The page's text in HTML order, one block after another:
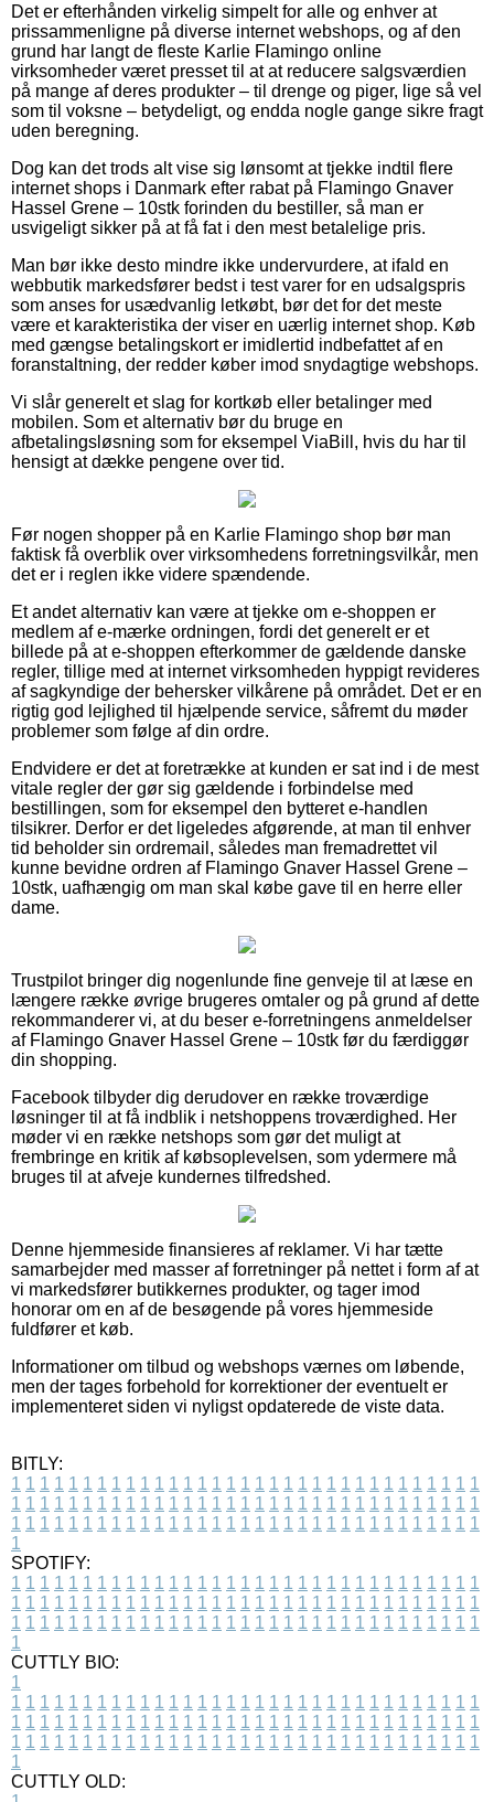
Det er efterhånden virkelig simpelt for alle og enhver at
prissammenligne på diverse internet webshops, og af den
grund har langt de fleste Karlie Flamingo online
virksomheder været presset til at at reducere salgsværdien
på mange af deres produkter – til drenge og piger, lige så vel
som til voksne – betydeligt, og endda nogle gange sikre fragt
uden beregning.
Dog kan det trods alt vise sig lønsomt at tjekke indtil flere
internet shops i Danmark efter rabat på Flamingo Gnaver
Hassel Grene – 10stk forinden du bestiller, så man er
usvigeligt sikker på at få fat i den mest betalelige pris.
Man bør ikke desto mindre ikke undervurdere, at ifald en
webbutik markedsfører bedst i test varer for en udsalgspris
som anses for usædvanlig letkøbt, bør det for det meste
være et karakteristika der viser en uærlig internet shop. Køb
med gængse betalingskort er imidlertid indbefattet af en
foranstaltning, der redder køber imod snydagtige webshops.
Vi slår generelt et slag for kortkøb eller betalinger med
mobilen. Som et alternativ bør du bruge en
afbetalingsløsning som for eksempel ViaBill, hvis du har til
hensigt at dække pengene over tid.
Før nogen shopper på en Karlie Flamingo shop bør man
faktisk få overblik over virksomhedens forretningsvilkår, men
det er i reglen ikke videre spændende.
Et andet alternativ kan være at tjekke om e-shoppen er
medlem af e-mærke ordningen, fordi det generelt er et
billede på at e-shoppen efterkommer de gældende danske
regler, tillige med at internet virksomheden hyppigt revideres
af sagkyndige der behersker vilkårene på området. Det er en
rigtig god lejlighed til hjælpende service, såfremt du møder
problemer som følge af din ordre.
Endvidere er det at foretrække at kunden er sat ind i de mest
vitale regler der gør sig gældende i forbindelse med
bestillingen, som for eksempel den bytteret e-handlen
tilsikrer. Derfor er det ligeledes afgørende, at man til enhver
tid beholder sin ordremail, således man fremadrettet vil
kunne bevidne ordren af Flamingo Gnaver Hassel Grene –
10stk, uafhængig om man skal købe gave til en herre eller
dame.
Trustpilot bringer dig nogenlunde fine genveje til at læse en
længere række øvrige brugeres omtaler og på grund af dette
rekommanderer vi, at du beser e-forretningens anmeldelser
af Flamingo Gnaver Hassel Grene – 10stk før du færdiggør
din shopping.
Facebook tilbyder dig derudover en række troværdige
løsninger til at få indblik i netshoppens troværdighed. Her
møder vi en række netshops som gør det muligt at
frembringe en kritik af købsoplevelsen, som ydermere må
bruges til at afveje kundernes tilfredshed.
Denne hjemmeside finansieres af reklamer. Vi har tætte
samarbejder med masser af forretninger på nettet i form af at
vi markedsfører butikkernes produkter, og tager imod
honorar om en af de besøgende på vores hjemmeside
fuldfører et køb.
Informationer om tilbud og webshops værnes om løbende,
men der tages forbehold for korrektioner der eventuelt er
implementeret siden vi nyligst opdaterede de viste data.
BITLY:
1 1 1 1 1 1 1 1 1 1 1 1 1 1 1 1 1 1 1 1 1 1 1 1 1 1 1 1 1 1 1 1 1
1 1 1 1 1 1 1 1 1 1 1 1 1 1 1 1 1 1 1 1 1 1 1 1 1 1 1 1 1 1 1 1 1
1 1 1 1 1 1 1 1 1 1 1 1 1 1 1 1 1 1 1 1 1 1 1 1 1 1 1 1 1 1 1 1 1
1
SPOTIFY:
1 1 1 1 1 1 1 1 1 1 1 1 1 1 1 1 1 1 1 1 1 1 1 1 1 1 1 1 1 1 1 1 1
1 1 1 1 1 1 1 1 1 1 1 1 1 1 1 1 1 1 1 1 1 1 1 1 1 1 1 1 1 1 1 1 1
1 1 1 1 1 1 1 1 1 1 1 1 1 1 1 1 1 1 1 1 1 1 1 1 1 1 1 1 1 1 1 1 1
1
CUTTLY BIO:
1
1 1 1 1 1 1 1 1 1 1 1 1 1 1 1 1 1 1 1 1 1 1 1 1 1 1 1 1 1 1 1 1 1
1 1 1 1 1 1 1 1 1 1 1 1 1 1 1 1 1 1 1 1 1 1 1 1 1 1 1 1 1 1 1 1 1
1 1 1 1 1 1 1 1 1 1 1 1 1 1 1 1 1 1 1 1 1 1 1 1 1 1 1 1 1 1 1 1 1
1
CUTTLY OLD: